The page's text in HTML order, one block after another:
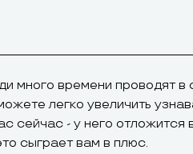
много времени проводят в
легко увеличить
сейчас - у него
сыграет вам в плюс.